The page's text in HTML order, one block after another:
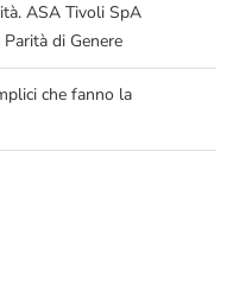
ASA Tivoli SpA
di Genere
che fanno la